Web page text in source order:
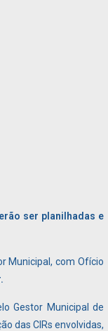
ser planilhadas e
Municipal, com Ofício
Gestor Municipal de
das CIRs envolvidas,